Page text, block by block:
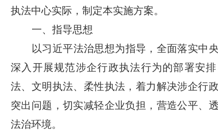
执法中心实际，制定本实施方案。
一、指导思想
以习近平法治思想为指导，全面落实中
深入开展规范涉企行政执法行为的部署安排
法、文明执法、柔性执法，着力解决涉企行
突出问题，切实减轻企业负担，营造公平、
法治环境。